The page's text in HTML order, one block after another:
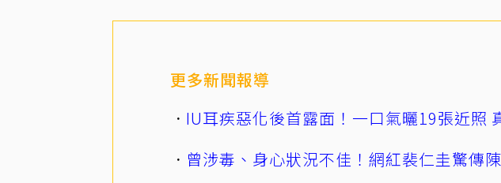
更多新聞報導
IU耳疾惡化後首露面！一口氣曬19張近照
曾涉毒、身心狀況不佳！網紅裴仁圭驚傳